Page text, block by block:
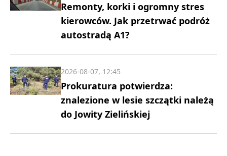
Remonty, korki i ogromny stres
kierowców. Jak przetrwać podróż
autostradą A1?
Prokuratura potwierdza:
znalezione w lesie szczątki należą
do Jowity Zielińskiej
2026-08-07, 12:45